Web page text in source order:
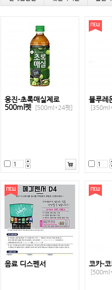
웅진-초록매실제로
500ml펫
[500ml*24펫]
블루레
음료 디스펜서 코카-